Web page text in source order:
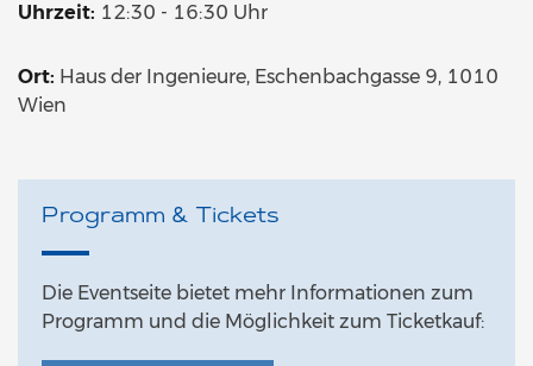
Uhrzeit: 12:30 - 16:30 Uhr
Ort: Haus der Ingenieure, Eschenbachgasse 9, 1010
Wien
Programm & Tickets
Die Eventseite bietet mehr Informationen zum
Programm und die Möglichkeit zum Ticketkauf: